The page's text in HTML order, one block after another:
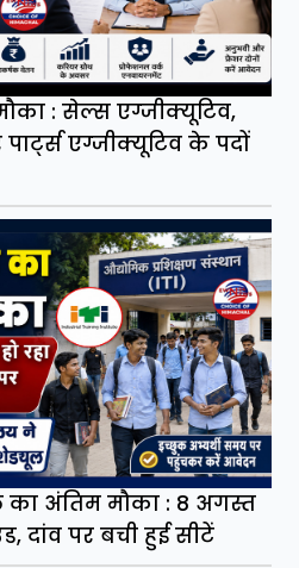
: सेल्स एग्जीक्यूटिव,
एग्जीक्यूटिव के पदों
का अंतिम मौका : 8 अगस्त
दांव पर बची हुई सीटें